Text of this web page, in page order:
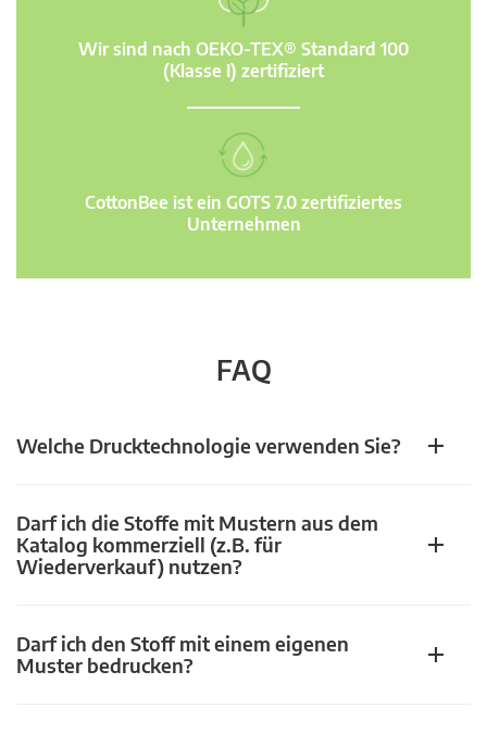
Wir sind nach OEKO-TEX® Standard 100
(Klasse I) zertifiziert
CottonBee ist ein GOTS 7.0 zertifiziertes
Unternehmen
FAQ
Welche Drucktechnologie verwenden Sie?
Darf ich die Stoffe mit Mustern aus dem
Katalog kommerziell (z.B. für
Wiederverkauf) nutzen?
Darf ich den Stoff mit einem eigenen
Muster bedrucken?